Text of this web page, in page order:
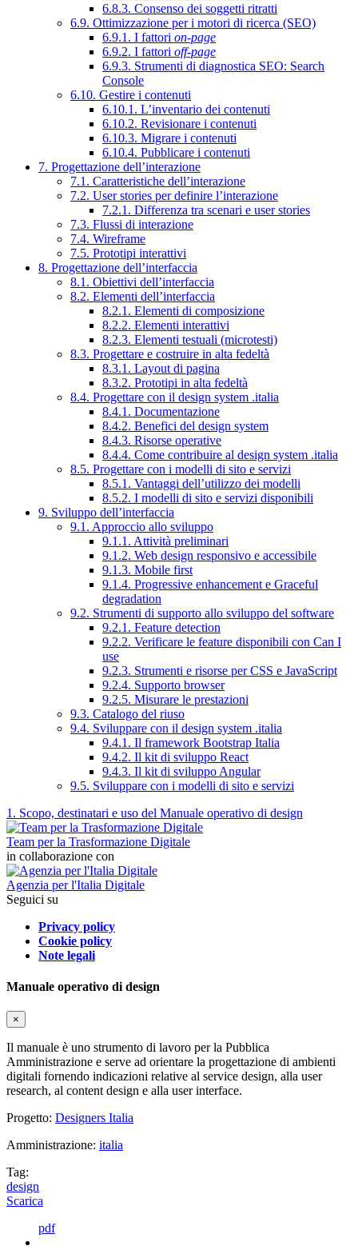
6.8.3. Consenso dei soggetti ritratti
6.9. Ottimizzazione per i motori di ricerca (SEO)
6.9.1. I fattori on-page
6.9.2. I fattori off-page
6.9.3. Strumenti di diagnostica SEO: Search
Console
6.10. Gestire i contenuti
6.10.1. L’inventario dei contenuti
6.10.2. Revisionare i contenuti
6.10.3. Migrare i contenuti
6.10.4. Pubblicare i contenuti
7. Progettazione dell’interazione
7.1. Caratteristiche dell’interazione
7.2. User stories per definire l’interazione
7.2.1. Differenza tra scenari e user stories
7.3. Flussi di interazione
7.4. Wireframe
7.5. Prototipi interattivi
8. Progettazione dell’interfaccia
8.1. Obiettivi dell’interfaccia
8.2. Elementi dell’interfaccia
8.2.1. Elementi di composizione
8.2.2. Elementi interattivi
8.2.3. Elementi testuali (microtesti)
8.3. Progettare e costruire in alta fedeltà
8.3.1. Layout di pagina
8.3.2. Prototipi in alta fedeltà
8.4. Progettare con il design system .italia
8.4.1. Documentazione
8.4.2. Benefici del design system
8.4.3. Risorse operative
8.4.4. Come contribuire al design system .italia
8.5. Progettare con i modelli di sito e servizi
8.5.1. Vantaggi dell’utilizzo dei modelli
8.5.2. I modelli di sito e servizi disponibili
9. Sviluppo dell’interfaccia
9.1. Approccio allo sviluppo
9.1.1. Attività preliminari
9.1.2. Web design responsivo e accessibile
9.1.3. Mobile first
9.1.4. Progressive enhancement e Graceful
degradation
9.2. Strumenti di supporto allo sviluppo del software
9.2.1. Feature detection
9.2.2. Verificare le feature disponibili con Can I
use
9.2.3. Strumenti e risorse per CSS e JavaScript
9.2.4. Supporto browser
9.2.5. Misurare le prestazioni
9.3. Catalogo del riuso
9.4. Sviluppare con il design system .italia
9.4.1. Il framework Bootstrap Italia
9.4.2. Il kit di sviluppo React
9.4.3. Il kit di sviluppo Angular
9.5. Sviluppare con i modelli di sito e servizi
1. Scopo, destinatari e uso del Manuale operativo di design
Team per la Trasformazione Digitale
in collaborazione con
Agenzia per l'Italia Digitale
Seguici su
Privacy policy
Cookie policy
Note legali
Manuale operativo di design
×
Il manuale è uno strumento di lavoro per la Pubblica
Amministrazione e serve ad orientare la progettazione di ambienti
digitali fornendo indicazioni relative al service design, alla user
research, al content design e alla user interface.
Progetto: Designers Italia
Amministrazione: italia
Tag:
design
Scarica
pdf